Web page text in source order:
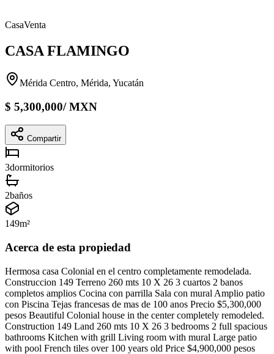
CasaVenta
CASA FLAMINGO
Mérida Centro, Mérida, Yucatán
$ 5,300,000/MXN
Compartir
3dormitorios
2baños
149m²
Acerca de esta propiedad
Hermosa casa Colonial en el centro completamente remodelada.
Construccion 149 Terreno 260 mts 10 X 26 3 cuartos 2 banos
completos amplios Cocina con parrilla Sala con mural Amplio patio
con Piscina Tejas francesas de mas de 100 anos Precio $5,300,000
pesos Beautiful Colonial house in the center completely remodeled.
Construction 149 Land 260 mts 10 X 26 3 bedrooms 2 full spacious
bathrooms Kitchen with grill Living room with mural Large patio
with pool French tiles over 100 years old Price $4,900,000 pesos